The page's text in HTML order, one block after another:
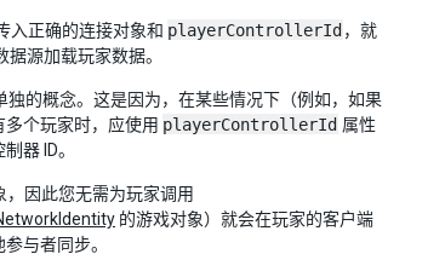
入正确的连接对象和 playerControllerId ，就
源加载玩家数据。
独的概念。这是因为，在某些情况下（例如，如果
个玩家时，应使用 playerControllerId 属性
器 ID。
，因此您无需为玩家调用
的游戏对象）就会在玩家的客户端
与者同步。